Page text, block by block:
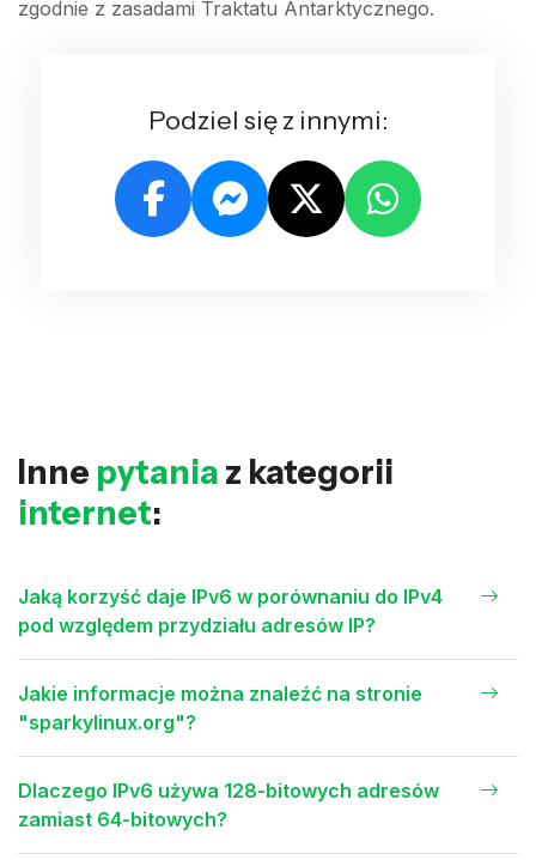
zgodnie z zasadami Traktatu Antarktycznego.
Podziel się z innymi:
Inne pytania z kategorii
internet:
Jaką korzyść daje IPv6 w porównaniu do IPv4
pod względem przydziału adresów IP?
Jakie informacje można znaleźć na stronie
"sparkylinux.org"?
Dlaczego IPv6 używa 128-bitowych adresów
zamiast 64-bitowych?